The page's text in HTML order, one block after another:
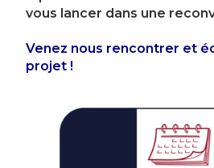
vous lancer dans une
Venez nous rencontrer et
projet !